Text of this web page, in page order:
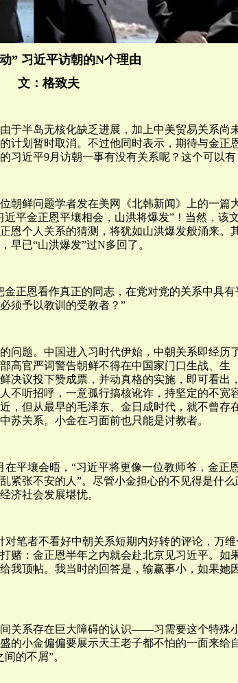
” 习近平访朝的N个理由
文：格致夫
于半岛无核化缺乏进展，加上中美贸易关系尚
计划暂时取消。不过他同时表示，期待与金正
习近平9月访朝一事有没有关系呢？这个可以有
朝鲜问题学者发在美网《北韩新闻》上的一篇
平金正恩平壤相会，山洪将爆发”！当然，该
恩个人关系的猜测，将犹如山洪爆发般涌来。
早已“山洪爆发”过N多回了。
正恩看作真正的同志，在党对党的关系中具有
须予以教训的受教者？”
问题。 中国进入习时代伊始，中朝关系即经历
高官严词警告朝鲜不得在中国家门口生战、生
决议投下赞成票，并动真格的实施，即可看出，
不听招呼，一意孤行搞核讹诈，持坚定的不宽
，但从最早的毛泽东、金日成时代，就不曾存
苏关系。小金在习面前也只能是讨教者。
平壤会晤，“习近平将更像一位教师爷，金正
紧张不安的人”。尽管小金担心的不见得是什么
济社会发展堪忧。
笔者不看好中朝关系短期内好转的评论，万维
赌：金正恩半年之内就会赴北京见习近平。如
我顶帖。我当时的回答是，输赢事小，如果她
关系存在巨大障碍的认识——习需要这个特殊
的小金偏偏要展示天王老子都不怕的一面来给
的不屑”。